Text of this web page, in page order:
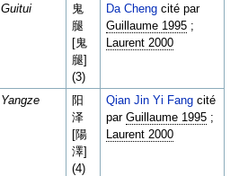
Guitui
鬼
腿
[鬼
腿]
(3)
Da Cheng cité par
Guillaume 1995 ;
Laurent 2000
Yangze
阳
泽
[陽
澤]
(4)
Qian Jin Yi Fang cité
parGuillaume 1995 ;
Laurent 2000